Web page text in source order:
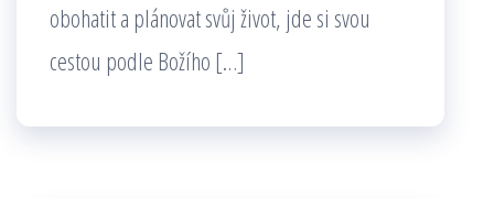
obohatit a plánovat svůj život, jde si svou
cestou podle Božího […]